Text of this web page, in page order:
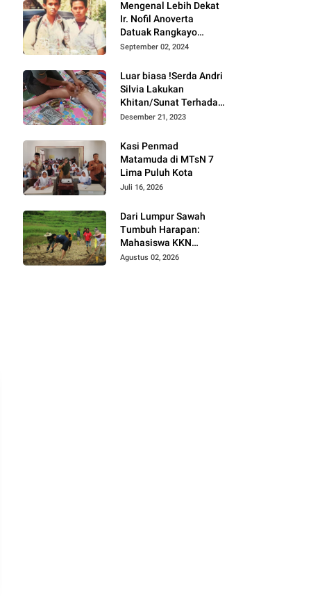
Mengenal Lebih Dekat
Ir. Nofil Anoverta
Datuak Rangkayo
Batuah Cawako
September 02, 2024
Luar biasa !Serda Andri
Silvia Lakukan
Khitan/Sunat Terhadap
Anak Warga Binaannya
Desember 21, 2023
Kasi Penmad
Matamuda di MTsN 7
Lima Puluh Kota
Juli 16, 2026
Dari Lumpur Sawah
Tumbuh Harapan:
Mahasiswa KKN
Universitas Andalas
Agustus 02, 2026